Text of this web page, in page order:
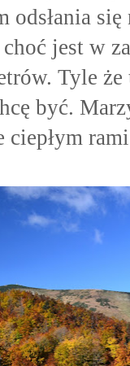
odsłania
jest w
Tyle
być.